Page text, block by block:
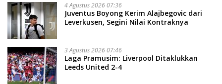
4 Agustus 2026 07:36
Juventus Boyong Kerim Alajbegovic dari
Leverkusen, Segini Nilai Kontraknya
3 Agustus 2026 07:46
Laga Pramusim: Liverpool Ditaklukkan
Leeds United 2-4